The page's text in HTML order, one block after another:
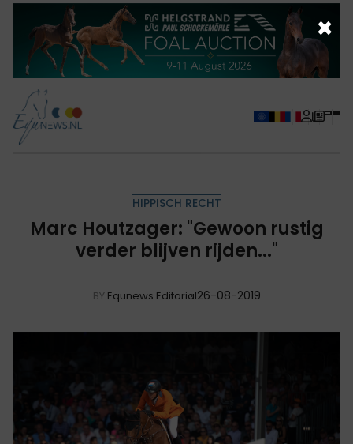
HIPPISCH RECHT
Marc Houtzager: "Gewoon rustig
verder blijven rijden..."
BY Equnews Editorial26-08-2019
×